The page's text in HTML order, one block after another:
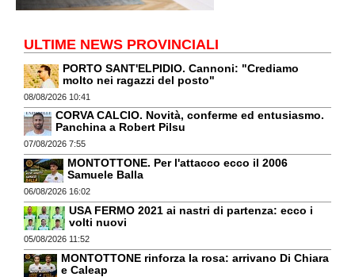
ULTIME NEWS PROVINCIALI
PORTO SANT'ELPIDIO. Cannoni: "Crediamo
molto nei ragazzi del posto"
08/08/2026 10:41
CORVA CALCIO. Novità, conferme ed entusiasmo.
Panchina a Robert Pilsu
07/08/2026 7:55
MONTOTTONE. Per l'attacco ecco il 2006
Samuele Balla
06/08/2026 16:02
USA FERMO 2021 ai nastri di partenza: ecco i
volti nuovi
05/08/2026 11:52
MONTOTTONE rinforza la rosa: arrivano Di Chiara
e Caleap